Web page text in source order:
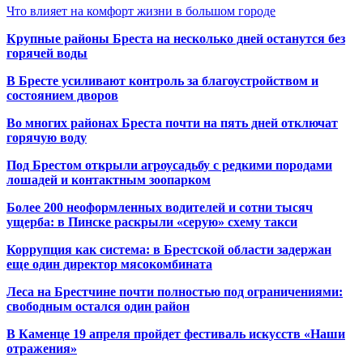
Что влияет на комфорт жизни в большом городе
Крупные районы Бреста на несколько дней останутся без
горячей воды
В Бресте усиливают контроль за благоустройством и
состоянием дворов
Во многих районах Бреста почти на пять дней отключат
горячую воду
Под Брестом открыли агроусадьбу с редкими породами
лошадей и контактным зоопарком
Более 200 неоформленных водителей и сотни тысяч
ущерба: в Пинске раскрыли «серую» схему такси
Коррупция как система: в Брестской области задержан
еще один директор мясокомбината
Леса на Брестчине почти полностью под ограничениями:
свободным остался один район
В Каменце 19 апреля пройдет фестиваль искусств «Наши
отражения»